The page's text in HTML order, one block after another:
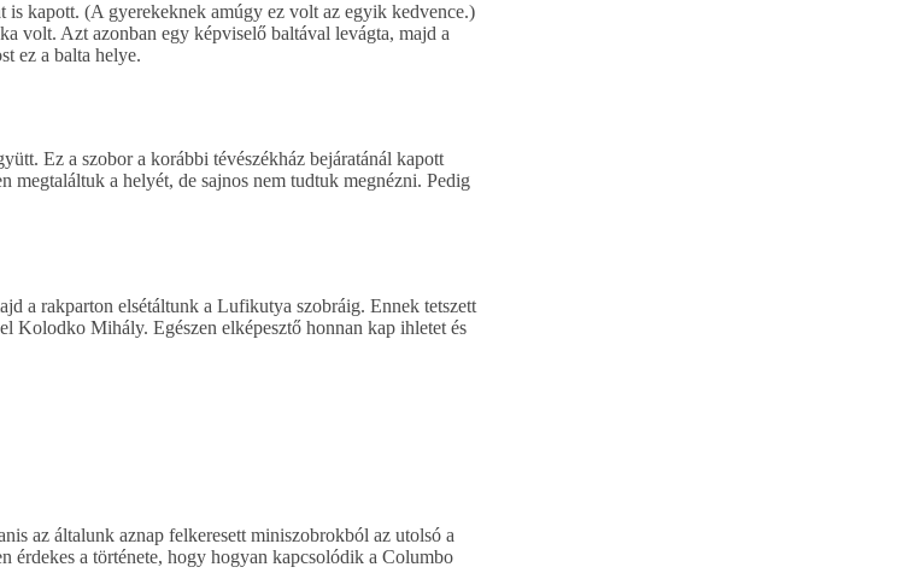
kapott. (A gyerekeknek amúgy ez volt az egyik kedvence.)
volt. Azt azonban egy képviselő baltával levágta, majd a
ez a balta helye.
Ez a szobor a korábbi tévészékház bejáratánál kapott
megtaláltuk a helyét, de sajnos nem tudtuk megnézni. Pedig
a rakparton elsétáltunk a Lufikutya szobráig. Ennek tetszett
Kolodko Mihály. Egészen elképesztő honnan kap ihletet és
az általunk aznap felkeresett miniszobrokból az utolsó a
érdekes a története, hogy hogyan kapcsolódik a Columbo